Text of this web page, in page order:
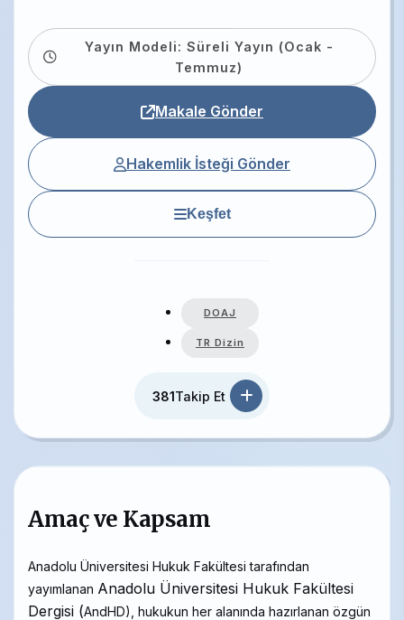
Yayın Modeli: Süreli Yayın (Ocak -
Temmuz)
Makale Gönder
Hakemlik İsteği Gönder
Keşfet
DOAJ
TR Dizin
381Takip Et
Amaç ve Kapsam
Anadolu Üniversitesi Hukuk Fakültesi tarafından
yayımlanan Anadolu Üniversitesi Hukuk Fakültesi
Dergisi (AndHD), hukukun her alanında hazırlanan özgün